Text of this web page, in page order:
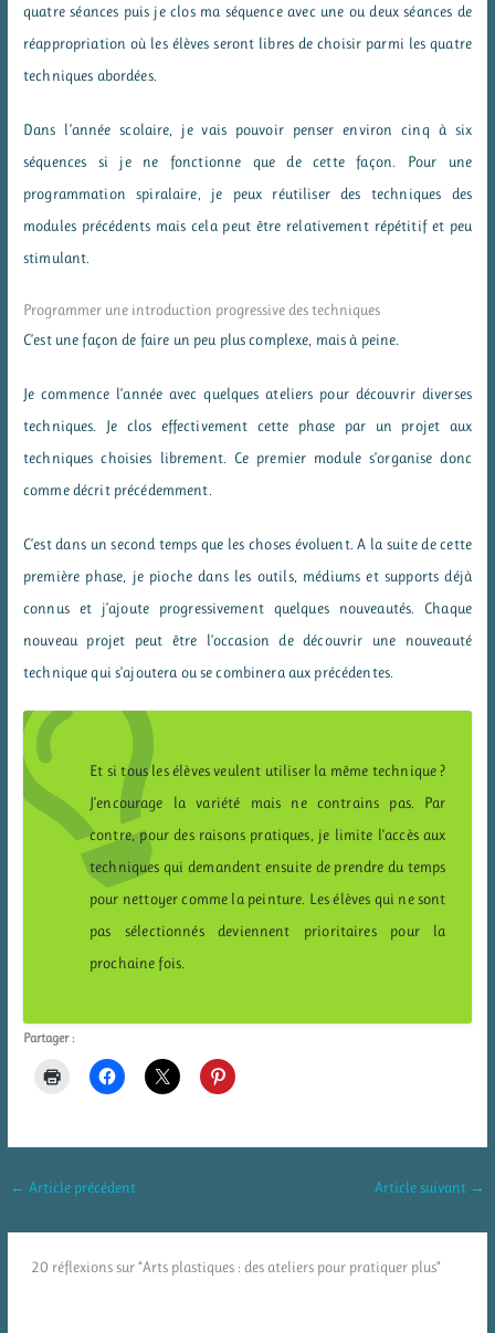
quatre séances puis je clos ma séquence avec une ou deux séances de
réappropriation où les élèves seront libres de choisir parmi les quatre
techniques abordées.
Dans l’année scolaire, je vais pouvoir penser environ cinq à six
séquences si je ne fonctionne que de cette façon. Pour une
programmation spiralaire, je peux réutiliser des techniques des
modules précédents mais cela peut être relativement répétitif et peu
stimulant.
Programmer une introduction progressive des techniques
C’est une façon de faire un peu plus complexe, mais à peine.
Je commence l’année avec quelques ateliers pour découvrir diverses
techniques. Je clos effectivement cette phase par un projet aux
techniques choisies librement. Ce premier module s’organise donc
comme décrit précédemment.
C’est dans un second temps que les choses évoluent. A la suite de cette
première phase, je pioche dans les outils, médiums et supports déjà
connus et j’ajoute progressivement quelques nouveautés. Chaque
nouveau projet peut être l’occasion de découvrir une nouveauté
technique qui s’ajoutera ou se combinera aux précédentes.
Et si tous les élèves veulent utiliser la même technique ?
J’encourage la variété mais ne contrains pas. Par
contre, pour des raisons pratiques, je limite l’accès aux
techniques qui demandent ensuite de prendre du temps
pour nettoyer comme la peinture. Les élèves qui ne sont
pas sélectionnés deviennent prioritaires pour la
prochaine fois.
Partager :
← Article précédent Article suivant →
20 réflexions sur “Arts plastiques : des ateliers pour pratiquer plus”